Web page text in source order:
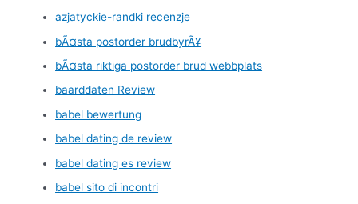
azjatyckie-randki recenzje
bÃ¤sta postorder brudbyrÃ¥
bÃ¤sta riktiga postorder brud webbplats
baarddaten Review
babel bewertung
babel dating de review
babel dating es review
babel sito di incontri